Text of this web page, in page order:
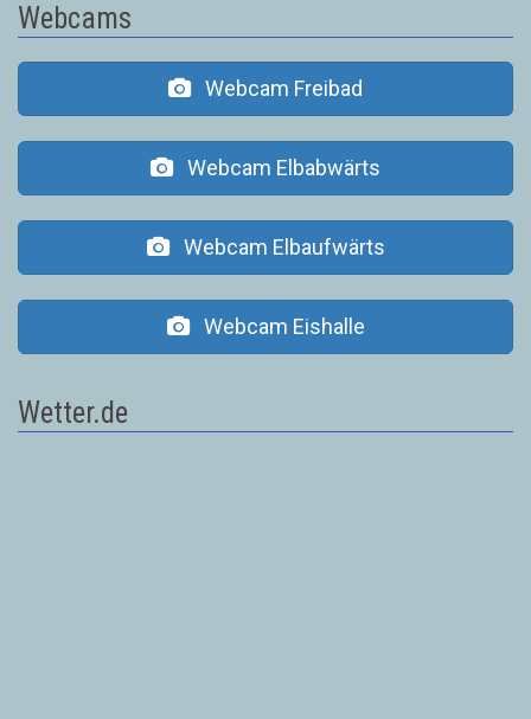
Webcams
Webcam Freibad
Webcam Elbabwärts
Webcam Elbaufwärts
Webcam Eishalle
Wetter.de